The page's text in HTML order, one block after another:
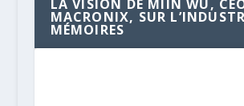
LA VISION DE MIIN WU,
MACRONIX, SUR
MÉMOIRES